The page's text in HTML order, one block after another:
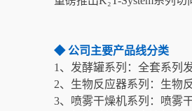
◆ 公司主要产品线分类
1、发酵罐系列：全套系列
2、生物反应器系列：生物
3、喷雾干燥机系列：喷雾